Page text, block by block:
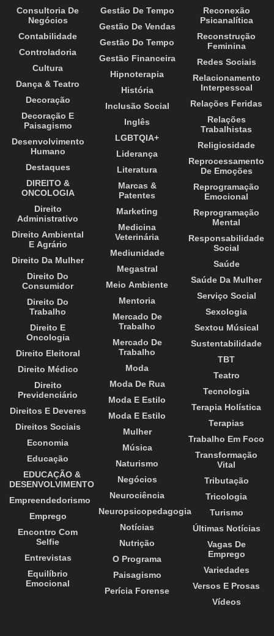
Consultoria De
Negócios
Contabilidade
Controladoria
Cultura
Dança & Teatro
Decoração
Decoração E
Paisagismo
Desenvolvimento
Humano
Destaques
DIREITO &
ONCOLOGIA
Direito
Administrativo
Direito Ambiental
E Agrário
Direito Da Mulher
Direito Do
Consumidor
Direito Do
Trabalho
Direito E
Oncologia
Direito Eleitoral
Direito Médico
Direito
Previdenciário
Direitos E Deveres
Direitos Sociais
Economia
Educação
EDUCAÇÃO &
DESENVOLVIMENTO
Empreendedorismo
Emprego
Encontro Com
Selfie
Entrevistas
Equilíbrio
Emocional
Gestão De Tempo
Gestão De Vendas
Gestão Do Tempo
Gestão Financeira
Hipnoterapia
História
Inclusão Social
Inglês
LGBTQIA+
Liderança
Literatura
Marcas &
Patentes
Marketing
Medicina
Veterinária
Mediunidade
Megastral
Meio Ambiente
Mentoria
Mercado De
Trabalho
Mercado De
Trabalho
Moda
Moda De Rua
Moda E Estilo
Moda E Estilo
Mulher
Música
Naturismo
Negócios
Neurociência
Neuropsicopedagogia
Notícias
Nutrição
O Programa
Paisagismo
Perícia Forense
Reconexão
Psicanalítica
Reconstrução
Feminina
Redes Sociais
Relacionamento
Interpessoal
Relações Feridas
Relações
Trabalhistas
Religiosidade
Reprocessamento
De Emoções
Reprogramação
Emocional
Reprogramação
Mental
Responsabilidade
Social
Saúde
Saúde Da Mulher
Serviço Social
Sexologia
Sextou Músical
Sustentabilidade
TBT
Teatro
Tecnologia
Terapia Holística
Terapias
Trabalho Em Foco
Transformação
Vital
Tributação
Tricologia
Turismo
Últimas Notícias
Vagas De
Emprego
Variedades
Versos E Prosas
Vídeos